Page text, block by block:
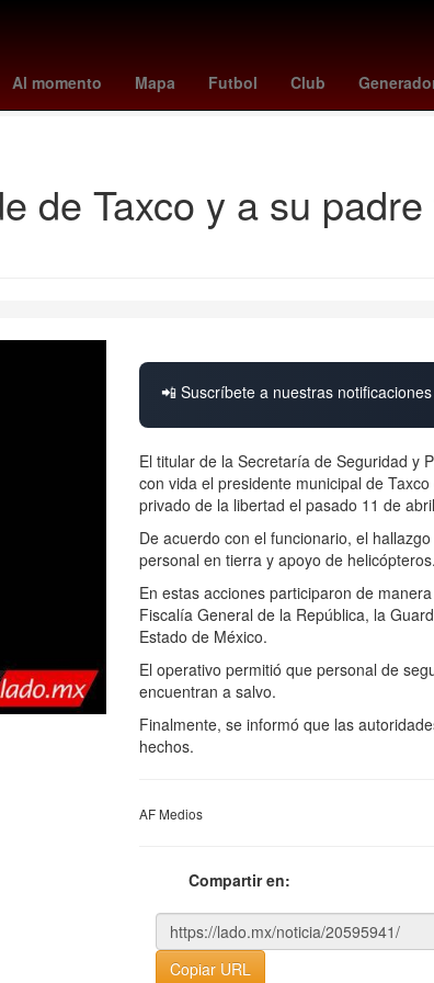
Al momento Mapa Futbol Club
James primero de septiembre calendario noviembre
Ricardo Salinas Pliego
de Taxco y a su
📲 Suscríbete a nuestras
El titular de la Secretaría de Seguridad y
con vida el presidente municipal de
privado de la libertad el pasado 11 de
De acuerdo con el funcionario, el
personal en tierra y apoyo de helicópteros.
En estas acciones participaron de
Fiscalía General de la República, la
Estado de México.
El operativo permitió que personal de
encuentran a salvo.
Finalmente, se informó que las
hechos.
AF Medios
Compartir en:
Copiar URL